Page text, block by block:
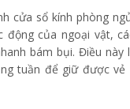
cửa sổ kính phòng
động của ngoại vật,
bám bụi. Điều này
tuần để giữ được vẻ